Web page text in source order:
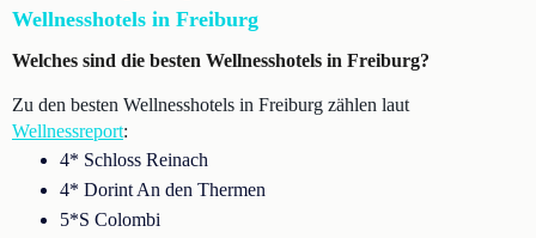
Wellnesshotels in Freiburg
Welches sind die besten Wellnesshotels in Freiburg?
Zu den besten Wellnesshotels in Freiburg zählen laut
Wellnessreport:
4* Schloss Reinach
4* Dorint An den Thermen
5*S Colombi